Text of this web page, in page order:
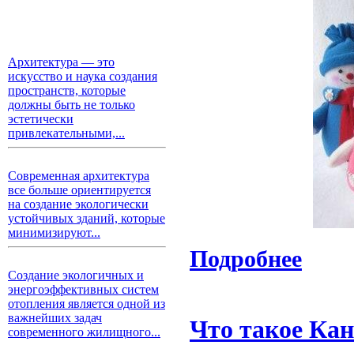
Архитектура — это
искусство и наука создания
пространств, которые
должны быть не только
эстетически
привлекательными,...
Современная архитектура
все больше ориентируется
на создание экологически
устойчивых зданий, которые
минимизируют...
Создание экологичных и
энергоэффективных систем
отопления является одной из
важнейших задач
современного жилищного...
Подробнее
Что такое